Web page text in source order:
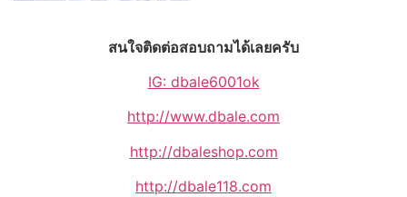
สนใจติดต่อสอบถามได้เลยครับ
IG: dbale6001ok
http://www.dbale.com
http://dbaleshop.com
http://dbale118.com